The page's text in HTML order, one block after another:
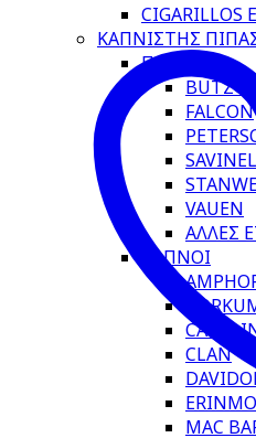
ΚΑΠΝΙΣΤΗΣ
ΠΙΠΕΣ
BUTZ
FALCON
VAUEN
ΑΛΛΕΣ
ΚΑΠΝΟΙ
CLAN
MAC